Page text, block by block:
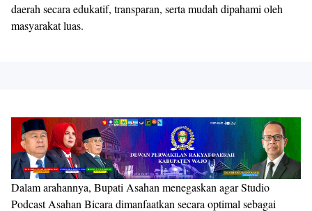
daerah secara edukatif, transparan, serta mudah dipahami oleh
masyarakat luas.
Dalam arahannya, Bupati Asahan menegaskan agar Studio
Podcast Asahan Bicara dimanfaatkan secara optimal sebagai